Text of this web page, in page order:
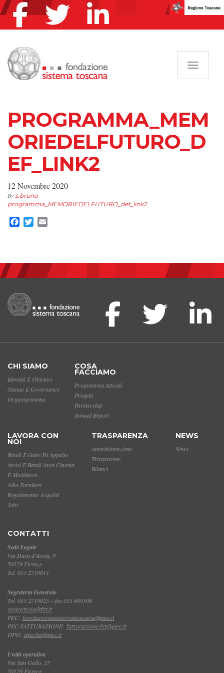
PROGRAMMA_MEM
ORIEDELFUTURO_D
EF_LINK2
12 Novembre 2020
By s.bruno
programma_MEMORIEDELFUTURO_def_link2
Facebook
Twitter
CHI SIAMO
Identità E Obiettivi
Statuto E Governance
Organigramma
COSA
FACCIAMO
Programma Attività
Progetti
Partnership
Annual Report
LAVORA CON
NOI
Bandi E Gare Di Appalto
Avvisi E Bandi Area Cinema
E Mediateca
Albo Fornitori
Regolamento Acquisti
Jobs
TRASPARENZA
Amministrazione
Trasparente
Bilanci
NEWS
News
CONTATTI
Sede Legale
Via Duca d'Aosta, 9
50129 Firenze
Tel. 055 2719011
Segreteria Generale
Tel. 055 2719025 – fax 055 489308
segreteria@fst.it
PEC: fondazionesistematoscana@pec.it
PEC FATTURAZIONE: fatturazione.fst@pec.it
DPO: dpo.fst@pec.it
Unità operativa
Via San Gallo, 25
50129 Firenze